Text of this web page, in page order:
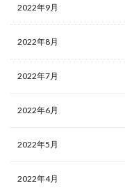
2022年9月
2022年8月
2022年7月
2022年6月
2022年5月
2022年4月